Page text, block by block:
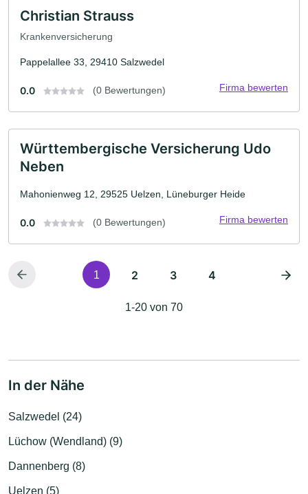
Christian Strauss
Krankenversicherung
Pappelallee 33, 29410 Salzwedel
0.0 (0 Bewertungen) Firma bewerten
Württembergische Versicherung Udo
Neben
Mahonienweg 12, 29525 Uelzen, Lüneburger Heide
0.0 (0 Bewertungen) Firma bewerten
1 2 3 4
1-20 von 70
In der Nähe
Salzwedel (24)
Lüchow (Wendland) (9)
Dannenberg (8)
Uelzen (5)